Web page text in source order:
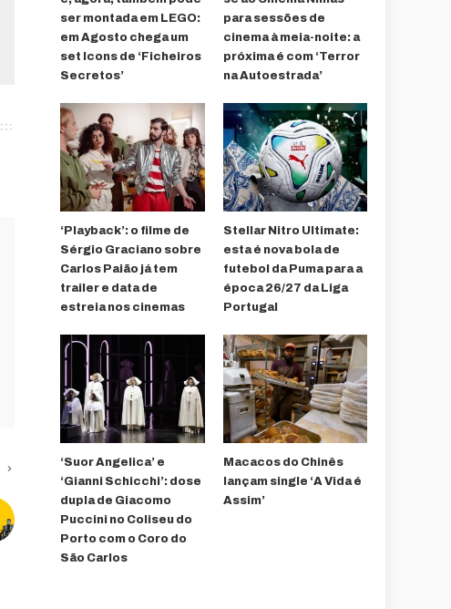
ser montada em LEGO:
em Agosto chega um
set Icons de ‘Ficheiros
Secretos’
para sessões de
cinema à meia-noite: a
próxima é com ‘Terror
na Autoestrada’
‘Playback’: o filme de
Sérgio Graciano sobre
Carlos Paião já tem
trailer e data de
estreia nos cinemas
Stellar Nitro Ultimate:
esta é nova bola de
futebol da Puma para a
época 26/27 da Liga
Portugal
‘Suor Angelica’ e
‘Gianni Schicchi’: dose
dupla de Giacomo
Puccini no Coliseu do
Porto com o Coro do
São Carlos
Macacos do Chinês
lançam single ‘A Vida é
Assim’